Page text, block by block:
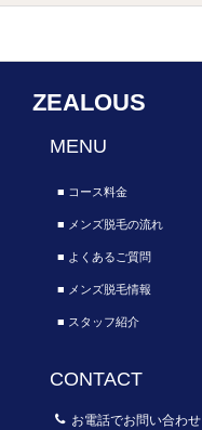
ZEALOUS
MENU
■ コース料金
■ メンズ脱毛の流れ
■ よくあるご質問
■ メンズ脱毛情報
■ スタッフ紹介
CONTACT
お電話でお問い合わせ